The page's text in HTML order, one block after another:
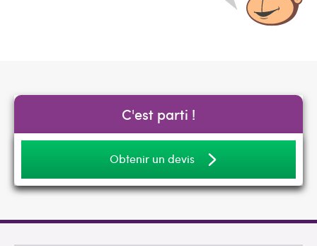
C'est parti !
Obtenir un devis